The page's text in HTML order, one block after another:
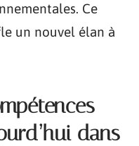
Ce
un nouvel élan à
dans